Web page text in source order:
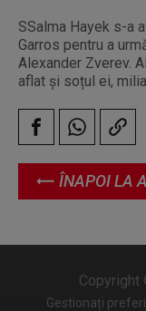
ÎNAPOI LA
SSalma Hayek s-a
Garros pentru a
Alexander Zverev.
aflat și soțul ei,
Copyright
Gestionați